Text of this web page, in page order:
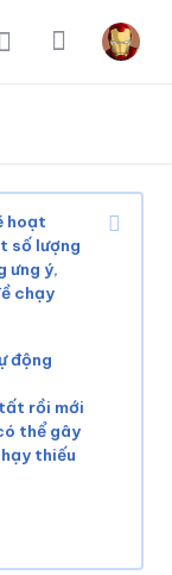
hoạt
số lượng
ưng ý,
chạy
động
rồi mới
thể gây
thiếu